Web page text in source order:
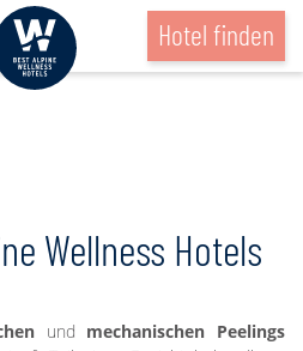
Hotel finden
Wellness Hotels
und mechanischen Peelings